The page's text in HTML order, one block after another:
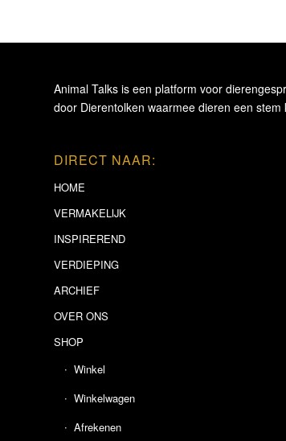
Animal Talks is een platform voor
door Dierentolken waarmee dieren een stem
DIRECT NAAR:
HOME
VERMAKELIJK
INSPIREREND
VERDIEPING
ARCHIEF
OVER ONS
SHOP
Winkel
Winkelwagen
Afrekenen